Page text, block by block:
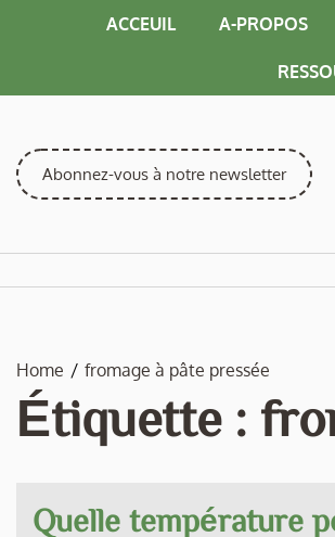
ACCEUIL A-PROPOS
Abonnez-vous à notre newsletter
Home fromage à pâte pressée
Étiquette :
Quelle température